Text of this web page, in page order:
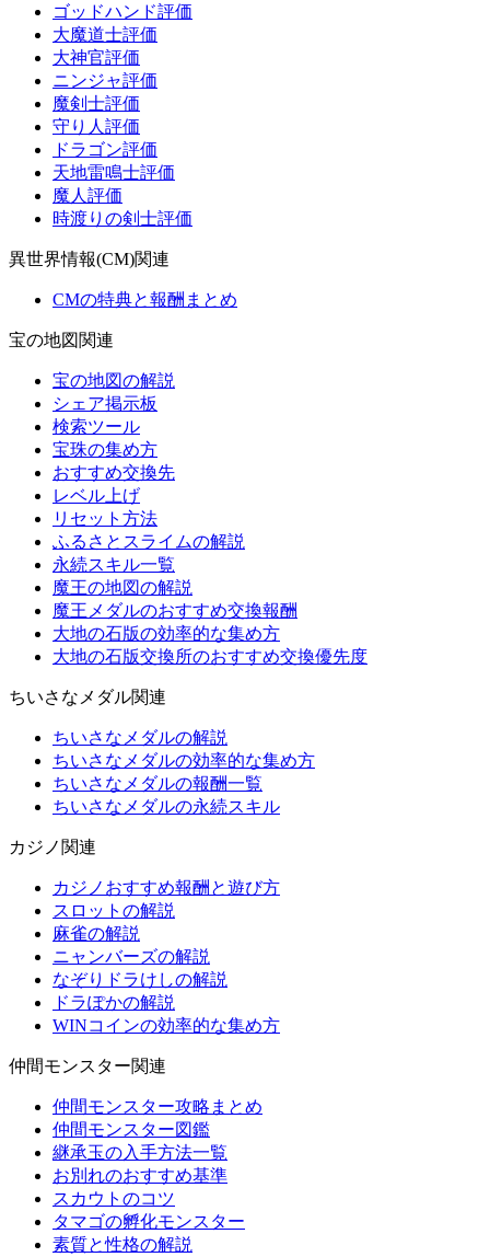
ゴッドハンド評価
大魔道士評価
大神官評価
ニンジャ評価
魔剣士評価
守り人評価
ドラゴン評価
天地雷鳴士評価
魔人評価
時渡りの剣士評価
異世界情報(CM)関連
CMの特典と報酬まとめ
宝の地図関連
宝の地図の解説
シェア掲示板
検索ツール
宝珠の集め方
おすすめ交換先
レベル上げ
リセット方法
ふるさとスライムの解説
永続スキル一覧
魔王の地図の解説
魔王メダルのおすすめ交換報酬
大地の石版の効率的な集め方
大地の石版交換所のおすすめ交換優先度
ちいさなメダル関連
ちいさなメダルの解説
ちいさなメダルの効率的な集め方
ちいさなメダルの報酬一覧
ちいさなメダルの永続スキル
カジノ関連
カジノおすすめ報酬と遊び方
スロットの解説
麻雀の解説
ニャンバーズの解説
なぞりドラけしの解説
ドラぽかの解説
WINコインの効率的な集め方
仲間モンスター関連
仲間モンスター攻略まとめ
仲間モンスター図鑑
継承玉の入手方法一覧
お別れのおすすめ基準
スカウトのコツ
タマゴの孵化モンスター
素質と性格の解説